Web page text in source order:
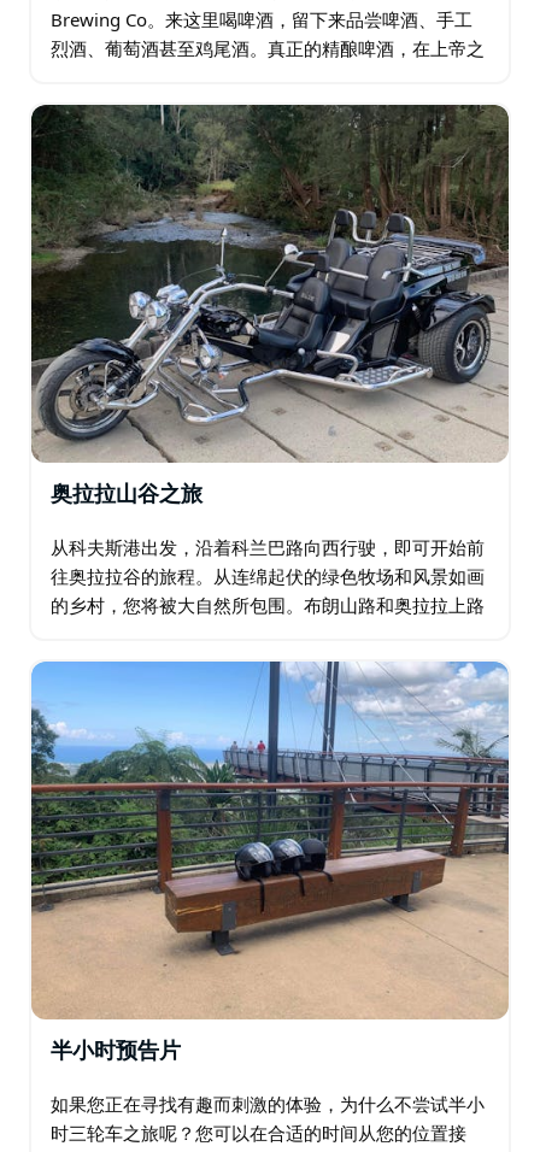
Brewing Co。来这里喝啤酒，留下来品尝啤酒、手工
烈酒、葡萄酒甚至鸡尾酒。真正的精酿啤酒，在上帝之
Sanctus 享用午餐。…
奥拉拉山谷之旅
从科夫斯港出发，沿着科兰巴路向西行驶，即可开始前
往奥拉拉谷的旅程。从连绵起伏的绿色牧场和风景如画
的乡村，您将被大自然所包围。布朗山路和奥拉拉上路
的地区，拥有独特的特色和历史根源。…
半小时预告片
如果您正在寻找有趣而刺激的体验，为什么不尝试半小
时三轮车之旅呢？您可以在合适的时间从您的位置接